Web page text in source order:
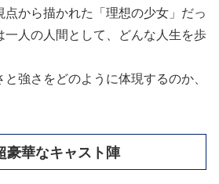
点から描かれた「理想の少女」だっ
一人の人間として、どんな人生を歩
強さをどのように体現するのか、
豪華なキャスト陣